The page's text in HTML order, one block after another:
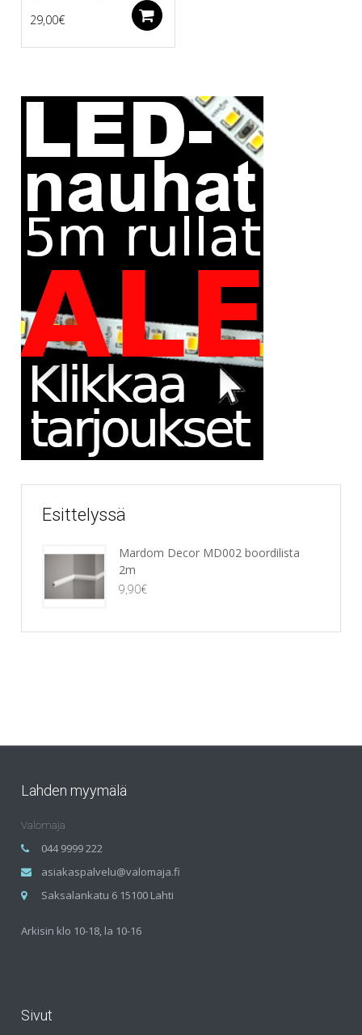
29,00€
Esittelyssä
Mardom Decor MD002 boordilista
2m
9,90€
Lahden myymälä
Valomaja
044 9999 222
asiakaspalvelu@valomaja.fi
Saksalankatu 6 15100 Lahti
Arkisin klo 10-18, la 10-16
Sivut